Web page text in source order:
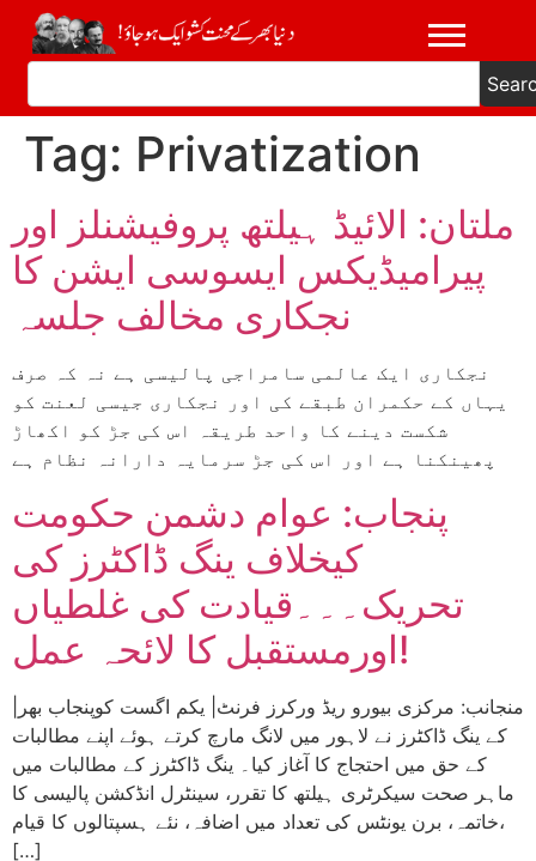
Tag: Privatization
ملتان: الائیڈ ہیلتھ پروفیشنلز اور
پیرامیڈیکس ایسوسی ایشن کا
نجکاری مخالف جلسہ
نجکاری ایک عالمی سامراجی پالیسی ہے نہ کہ صرف
یہاں کے حکمران طبقے کی اور نجکاری جیسی لعنت کو
شکست دینے کا واحد طریقہ اس کی جڑ کو اکھاڑ
پھینکنا ہے اور اس کی جڑ سرمایہ دارانہ نظام ہے
پنجاب: عوام دشمن حکومت
کیخلاف ینگ ڈاکٹرز کی
تحریک۔۔۔قیادت کی غلطیاں
اورمستقبل کا لائحہ عمل!
کے ینگ ڈاکٹرز نے لاہور میں لانگ مارچ کرتے ہوئے اپنے مطالبات
کے حق میں احتجاج کا آغاز کیا۔ ینگ ڈاکٹرز کے مطالبات میں
ماہر صحت سیکرٹری ہیلتھ کا تقرر، سینٹرل انڈکشن پالیسی کا
خاتمہ، برن یونٹس کی تعداد میں اضافہ، نئے ہسپتالوں کا قیام،
[…]